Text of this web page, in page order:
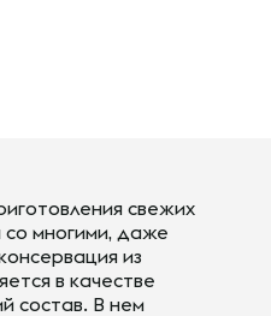
свежих
со многими, даже
из
в качестве
состав. В нем